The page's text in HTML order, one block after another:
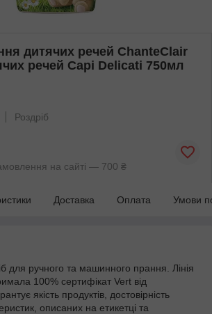
дитячих речей ChanteClair
речей Capi Delicati 750мл
Роздріб
на сайті — 700 ₴
Доставка Оплата Умови
для ручного та машинного прання. Лінія
100% сертифікат Vert від
якість продуктів, достовірність
описаних на етикетці та